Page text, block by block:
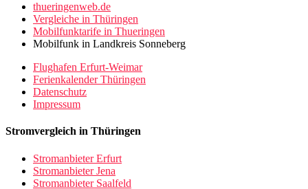
thueringenweb.de
Vergleiche in Thüringen
Mobilfunktarife in Thueringen
Mobilfunk in Landkreis Sonneberg
Flughafen Erfurt-Weimar
Ferienkalender Thüringen
Datenschutz
Impressum
Stromvergleich in Thüringen
Stromanbieter Erfurt
Stromanbieter Jena
Stromanbieter Saalfeld